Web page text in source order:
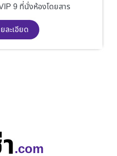
9 ที่นั่งห้องโดยสาร
ละเอียด
.com